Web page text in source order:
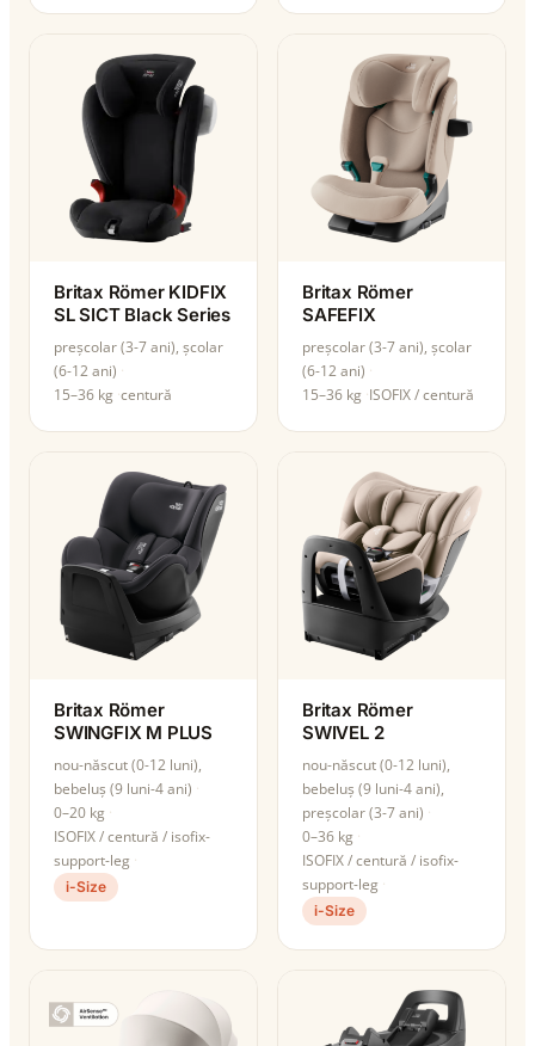
Britax Römer KIDFIX
SL SICT Black Series
preșcolar (3-7 ani), școlar
(6-12 ani)
15–36 kg centură
Britax Römer
SAFEFIX
preșcolar (3-7 ani), școlar
(6-12 ani)
15–36 kg ISOFIX / centură
Britax Römer
SWINGFIX M PLUS
nou-născut (0-12 luni),
bebeluș (9 luni-4 ani)
0–20 kg
ISOFIX / centură / isofix-
support-leg
i-Size
Britax Römer
SWIVEL 2
nou-născut (0-12 luni),
bebeluș (9 luni-4 ani),
preșcolar (3-7 ani)
0–36 kg
ISOFIX / centură / isofix-
support-leg
i-Size